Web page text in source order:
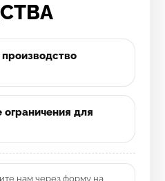
ограничения для
нам через форму на